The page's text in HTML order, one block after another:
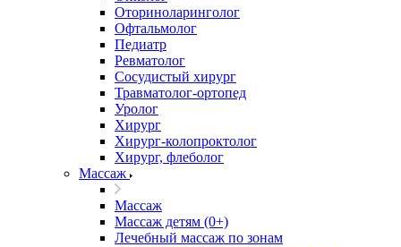
Оториноларинголог
Офтальмолог
Педиатр
Ревматолог
Сосудистый хирург
Травматолог-ортопед
Уролог
Хирург
Хирург-колопроктолог
Хирург, флеболог
Массаж
Массаж
Массаж детям (0+)
Лечебный массаж по зонам